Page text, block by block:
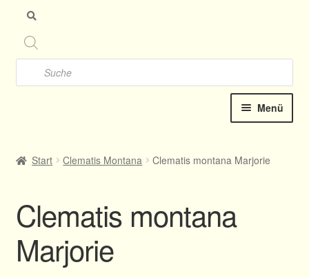
Products
search
Menü
Katalog online 2025
Kontakt
Start Clematis Montana Clematis montana Marjorie
Clematis montana
Marjorie